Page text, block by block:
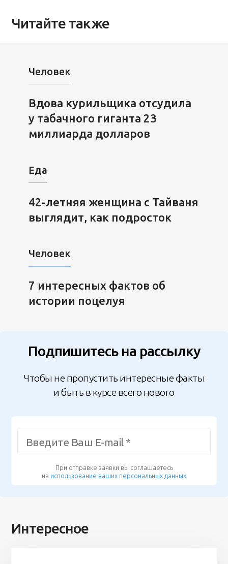
Читайте также
Человек
Вдова курильщика отсудила
у табачного гиганта 23
миллиарда долларов
Еда
42-летняя женщина с Тайваня
выглядит, как подросток
Человек
7 интересных фактов об
истории поцелуя
Подпишитесь на рассылку
Чтобы не пропустить интересные факты
и быть в курсе всего нового
При отправке заявки вы соглашаетесь
на использование ваших персональных данных
Интересное